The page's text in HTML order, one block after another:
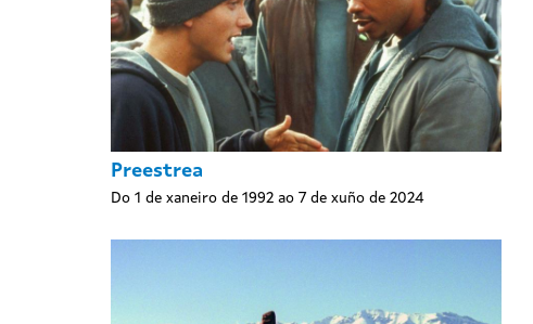
Preestrea
Do 1 de xaneiro de 1992 ao 7 de xuño de 2024